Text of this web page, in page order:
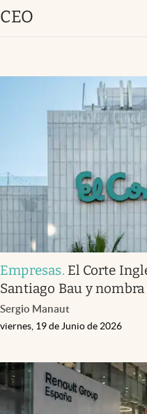
CEO
Empresas. El Corte
Santiago Bau y nombra
Sergio Manaut
viernes, 19 de Junio de 2026